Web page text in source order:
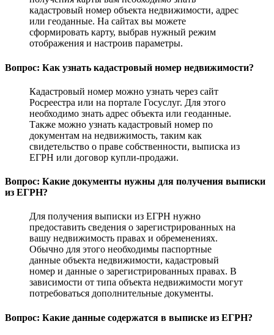
кадастровый номер объекта недвижимости, адрес
или геоданные. На сайтах вы можете
сформировать карту, выбрав нужный режим
отображения и настроив параметры.
Вопрос: Как узнать кадастровый номер недвижимости?
Кадастровый номер можно узнать через сайт
Росреестра или на портале Госуслуг. Для этого
необходимо знать адрес объекта или геоданные.
Также можно узнать кадастровый номер по
документам на недвижимость, таким как
свидетельство о праве собственности, выписка из
ЕГРН или договор купли-продажи.
Вопрос: Какие документы нужны для получения выписки
из ЕГРН?
Для получения выписки из ЕГРН нужно
предоставить сведения о зарегистрированных на
вашу недвижимость правах и обременениях.
Обычно для этого необходимы паспортные
данные объекта недвижимости, кадастровый
номер и данные о зарегистрированных правах. В
зависимости от типа объекта недвижимости могут
потребоваться дополнительные документы.
Вопрос: Какие данные содержатся в выписке из ЕГРН?